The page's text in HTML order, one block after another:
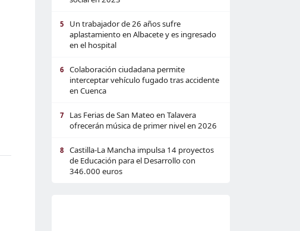
5
Un trabajador de 26 años sufre
aplastamiento en Albacete y es ingresado
en el hospital
6
Colaboración ciudadana permite
interceptar vehículo fugado tras accidente
en Cuenca
7
Las Ferias de San Mateo en Talavera
ofrecerán música de primer nivel en 2026
8
Castilla-La Mancha impulsa 14 proyectos
de Educación para el Desarrollo con
346.000 euros